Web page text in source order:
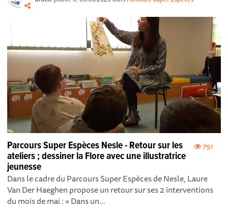
791
Parcours Super Espèces Nesle - Retour sur les
ateliers ; dessiner la Flore avec une illustratrice
jeunesse
Dans le cadre du Parcours Super Espèces de Nesle, Laure
Van Der Haeghen propose un retour sur ses 2 interventions
du mois de mai : « Dans un...